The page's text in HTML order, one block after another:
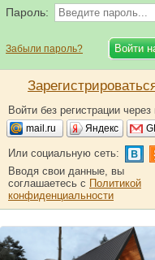
Пароль:
Забыли пароль?
Войти без регистрации через
mail.ru Яндекс
Или социальную сеть:
Вводя свои данные, вы
соглашаетесь с Политикой
конфиденциальности